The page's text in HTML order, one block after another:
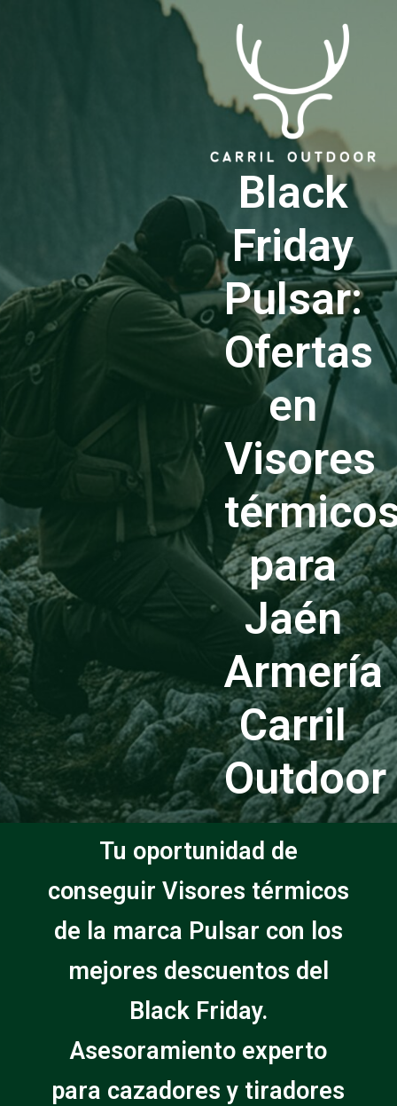
Black
Friday
Pulsar:
Ofertas
en
Visores
para
Jaén
Armería
Carril
Outdoor
Tu oportunidad de
conseguir Visores térmicos
de la marca Pulsar con los
mejores descuentos del
Black Friday.
Asesoramiento experto
para cazadores y tiradores